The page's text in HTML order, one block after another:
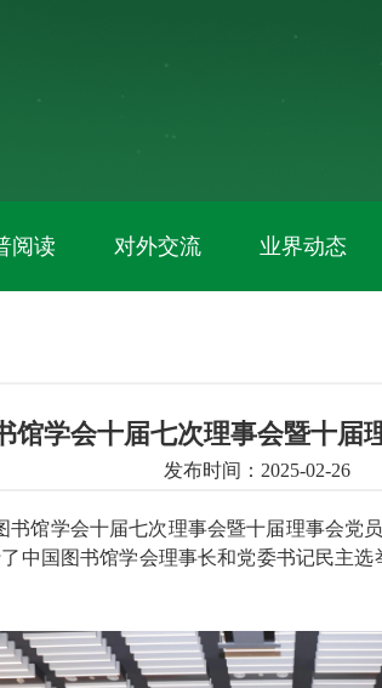
阅读 对外交流 业界动态
馆学会十届七次理事会暨十届
发布时间：2025-02-26
书馆学会十届七次理事会暨十届理事会党
中国图书馆学会理事长和党委书记民主